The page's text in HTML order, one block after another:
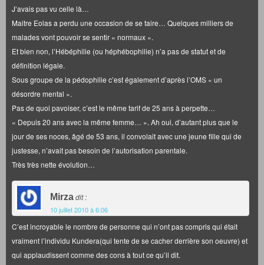
J’avais pas vu celle là…
Maitre Eolas a perdu une occasion de se taire… Quelques milliers de
malades vont pouvoir se sentir « normaux ».
Et bien non, l’Hébéphilie (ou héphébophilie) n’a pas de statut et de
définition légale.
Sous groupe de la pédophilie c’est également d’après l’OMS « un
désordre mental ».
Pas de quoi pavoiser, c’est le même tarif de 25 ans à perpette…
« Depuis 20 ans avec la même femme… ». Ah oui, d’autant plus que le
jour de ses noces, âgé de 53 ans, il convolait avec une jeune fille qui de
justesse, n’avait pas besoin de l’autorisation parentale.
Très très nette évolution…
Mirzadit :
10 juillet 2010 à 6:06
C’est incroyable le nombre de personne qui n’ont pas compris qui était
vraiment l’individu Kundera(qui tente de se cacher derrière son oeuvre) et
qui applaudissent comme des cons à tout ce qu’il dit.